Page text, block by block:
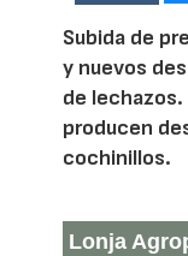
Subida de
y nuevos
de
producen
cochinillos.
Lonja